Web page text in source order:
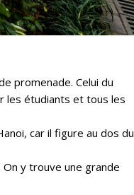
promenade. Celui du
les étudiants et tous les
car il figure au dos du
y trouve une grande